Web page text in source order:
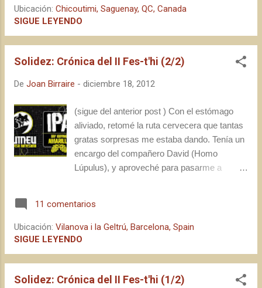
pequeñas, pero sin las cuales no podríamos
parques naturales, cascadas, valles y
animalitos hubiéramos cometido un pequeño
error de planificación al buscar alojamiento
en Chicoutimi, una de las tres villas que
conforman la población de Saguenay (en la
brilla por su implacable fealdad. Manresa*
viendo el panorama. La realidad de nuestra
equivocación, unida al shock de los paisajes
que aún disfrutábamos frescos en nuestras
mentes en comparación a las imágenes que
nos transmitían los ojos, nos desanimó un
sitio con cerveza", dije yo, pensando en sus
Ubicación: Chicoutimi, Saguenay, QC, Canada
SIGUE LEYENDO
Solidez: Crónica del II Fes-t'hi (2/2)
De Joan Birraire - diciembre 18, 2012
(sigue del anterior post ) Con el estómago
aliviado, retomé la ruta cervecera que tantas
gratas sorpresas me estaba dando. Tenía un
encargo del compañero David (Homo
Lúpulus), y aproveché para pasarme a
Después de asegurarme que podría adquirir
el Pack Fes-t'hi (las seis últimas cervezas de
Guineu a 15€) directamente en la fábrica, ya
puestos, llené mi copa de la nueva IPA
Amarillo , estrenada en la Cervecita hace
alrededor de un mes, y que aún no había
11 comentarios
Ubicación: Vilanova i la Geltrú, Barcelona, Spain
SIGUE LEYENDO
Solidez: Crónica del II Fes-t'hi (1/2)